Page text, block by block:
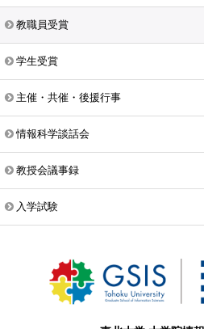
教職員受賞
学生受賞
主催・共催・後援行事
情報科学談話会
教授会議事録
入学試験